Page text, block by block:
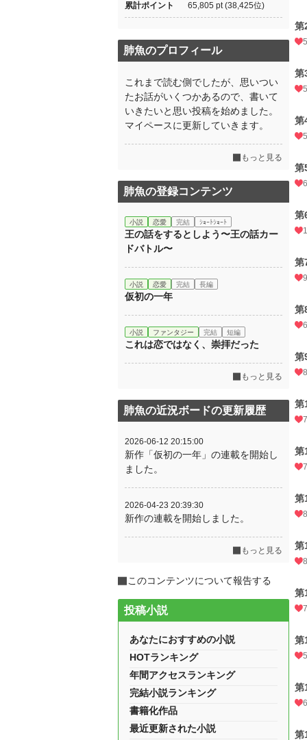
第
第
第
第
第
第
第
第
第
第
第
第
第
第
第
第
累計ポイント 65,805 pt (38,425位)
肺魚のプロフィール
これまで読む側でしたが、思いつい
たお話がいくつかあるので、書いて
いきたいと思い投稿を始めました。
マイペースに更新していきます。
もっと見る
肺魚の登録コンテンツ
小説 恋愛 完結 ｼｮｰﾄｼｮｰﾄ
王の話をするとしよう〜王の話カー
ドバトル〜
小説 恋愛 完結 長編
仮初の一年
小説 ファンタジー 完結 短編
これは恋ではなく、崇拝だった
もっと見る
肺魚の近況ボードの更新履歴
2026-06-12 20:15:00
新作「仮初の一年」の連載を開始し
ました。
2026-04-23 20:39:30
新作の連載を開始しました。
もっと見る
このコンテンツについて報告する
投稿小説
あなたにおすすめの小説
HOTランキング
年間アクセスランキング
完結小説ランキング
書籍化作品
最近更新された小説